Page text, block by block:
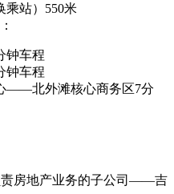
乘站）550米
钟车程
钟车程
——北外滩核心商务区7分
责房地产业务的子公司——吉